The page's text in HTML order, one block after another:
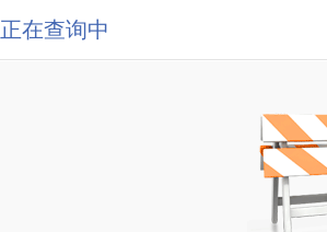
正在查询中